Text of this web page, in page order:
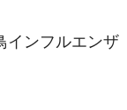
インフルエンザ